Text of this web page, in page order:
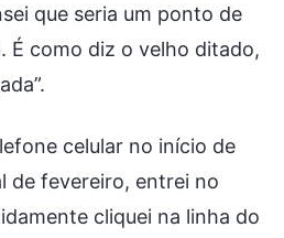
que seria um ponto de
É como diz o velho ditado,
celular no início de
de fevereiro, entrei no
cliquei na linha do